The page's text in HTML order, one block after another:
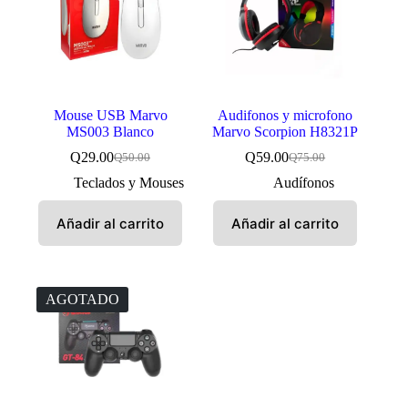
Mouse USB Marvo
MS003 Blanco
Q50.00
El
precio
original
Q50.00.
Q29.00El
precio
actual
Q29.00.
Teclados y Mouses
Añadir al carrito
Audifonos y microfono
Marvo Scorpion H8321P
Q75.00
El
precio
original
Q75.00.
Q59.00El
precio
actual
Q59.00.
Audífonos
Añadir al carrito
AGOTADO